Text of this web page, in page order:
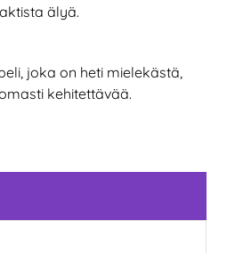
älyä.
joka on heti mielekästä,
kehitettävää.